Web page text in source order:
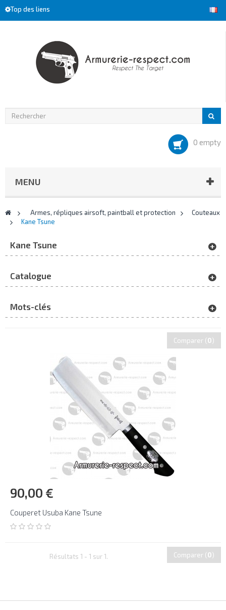
Top des liens
0 empty
MENU
> Armes, répliques airsoft, paintball et protection >
Couteaux
>
Kane Tsune
Kane Tsune
Catalogue
Mots-clés
Comparer (0)
90,00 €
Couperet Usuba Kane Tsune
Résultats 1 - 1 sur 1. Comparer (0)